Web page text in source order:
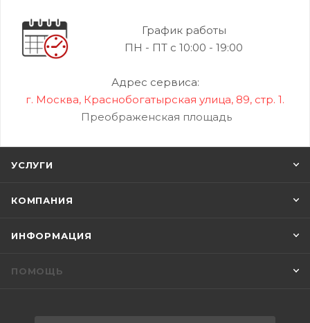
График работы
ПН - ПТ с 10:00 - 19:00
Адрес сервиса:
г. Москва, Краснобогатырская улица, 89, стр. 1.
Преображенская площадь
УСЛУГИ
КОМПАНИЯ
ИНФОРМАЦИЯ
ПОМОЩЬ